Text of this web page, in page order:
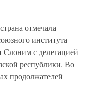
отмечала
института
с делегацией
республики. Во
продолжателей